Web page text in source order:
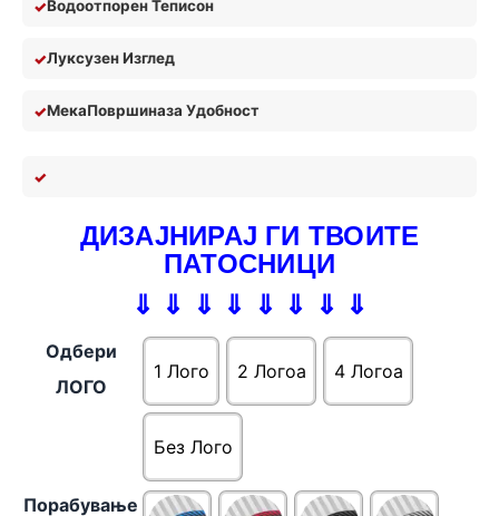
Водоотпорен Теписон
Луксузен Изглед
МекаПовршиназа Удобност
ДИЗАЈНИРАЈ ГИ ТВОИТЕ
ПАТОСНИЦИ
⇓ ⇓ ⇓ ⇓ ⇓ ⇓ ⇓ ⇓
Одбери
ЛОГО
1 Лого 2 Логоa 4 Логоa
Без Лого
Порабување